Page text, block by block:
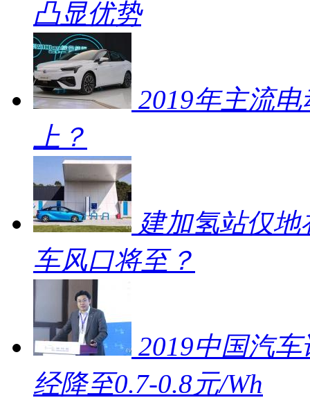
凸显优势
2019年主流
上？
建加氢站仅地
车风口将至？
2019中国汽
经降至0.7-0.8元/Wh